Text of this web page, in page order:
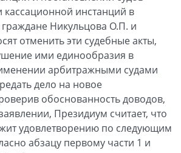
инстанций в
Никульцова О.П. и
отменить эти судебные акты,
ими единообразия в
арбитражными судами
дело на новое
обоснованность доводов,
Президиум считает, что
удовлетворению по следующим
абзацу первому части 1 и